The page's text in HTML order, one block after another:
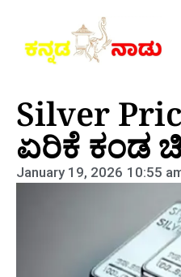
Silver
ಏರಿಕೆ ಕಂಡ
January 19, 2026 10:55